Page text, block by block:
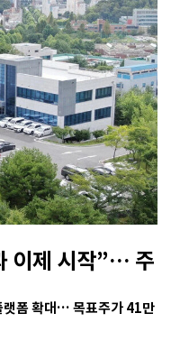
이제 시작”… 주
랫폼 확대… 목표주가 41만